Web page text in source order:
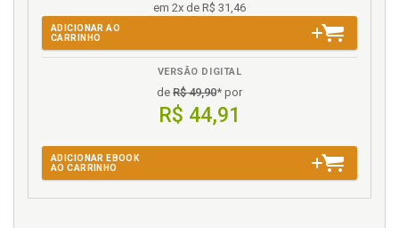
em 2x de R$ 31,46
ADICIONAR AO
CARRINHO
VERSÃO DIGITAL
de R$ 49,90* por
R$ 44,91
ADICIONAR EBOOK
AO CARRINHO